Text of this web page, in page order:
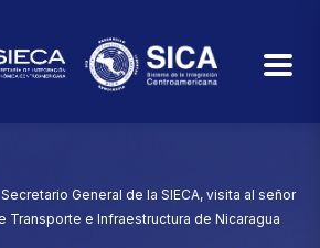
Secretario General de la SIECA, visita al señor
Transporte e Infraestructura de Nicaragua